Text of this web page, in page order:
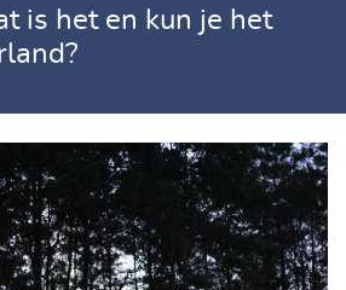
is het en kun je het